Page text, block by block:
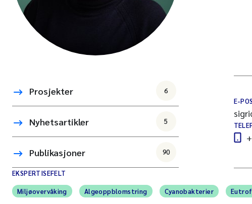
Prosjekter 6
Nyhetsartikler 5
Publikasjoner 90
E-
EKSPERTISEFELT
Miljøovervåking Algeoppblomstring Cyanobakterier